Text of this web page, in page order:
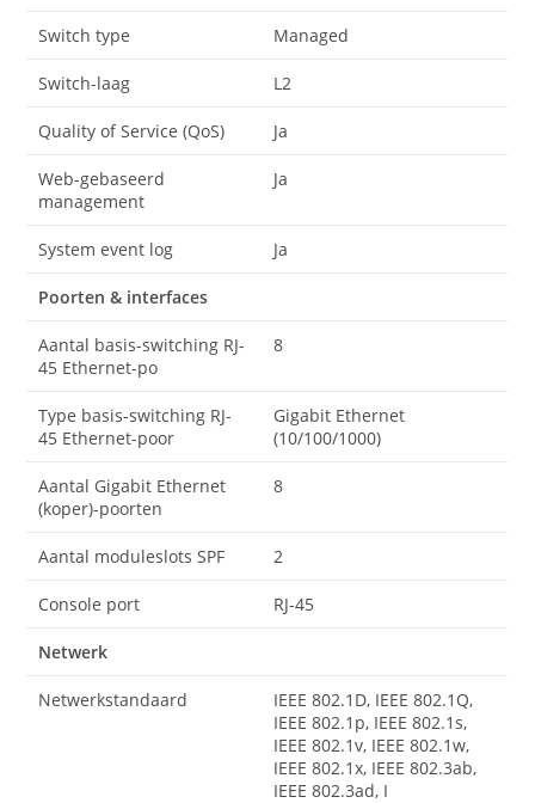
Switch type Managed
Switch-laag L2
Quality of Service (QoS) Ja
Web-gebaseerd
management
Ja
System event log Ja
Poorten & interfaces
Aantal basis-switching RJ-
45 Ethernet-po
8
Type basis-switching RJ-
45 Ethernet-poor
Gigabit Ethernet
(10/100/1000)
Aantal Gigabit Ethernet
(koper)-poorten
8
Aantal moduleslots SPF 2
Console port RJ-45
Netwerk
Netwerkstandaard
IEEE 802.1D, IEEE 802.1Q,
IEEE 802.1p, IEEE 802.1s,
IEEE 802.1v, IEEE 802.1w,
IEEE 802.1x, IEEE 802.3ab,
IEEE 802.3ad, I